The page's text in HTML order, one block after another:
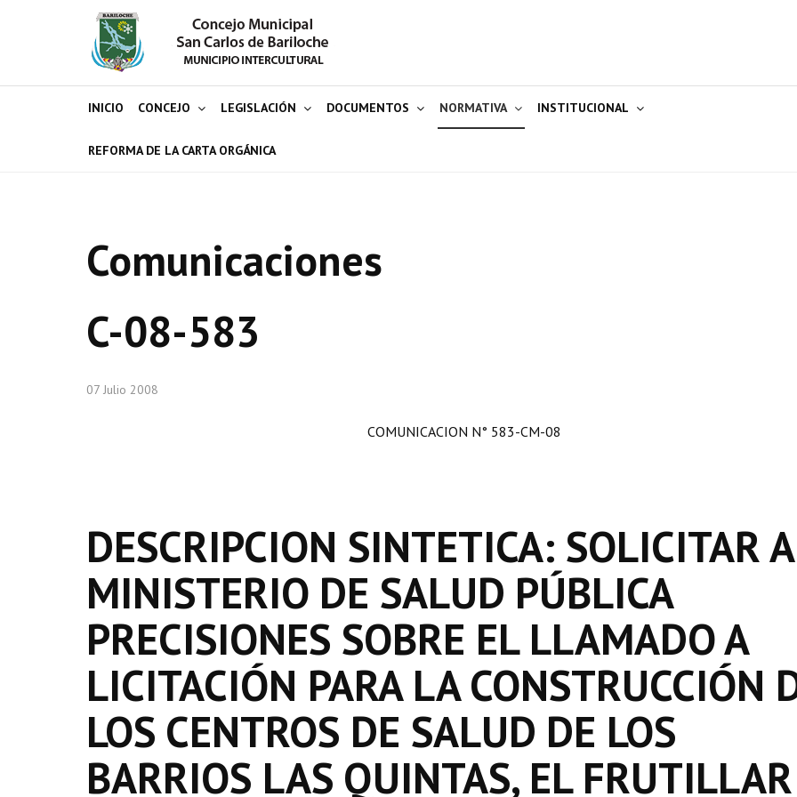
INICIO CONCEJO LEGISLACIÓN DOCUMENTOS NORMATIVA INSTITUCIONAL
REFORMA DE LA CARTA ORGÁNICA
Comunicaciones
C-08-583
07 Julio 2008
COMUNICACION N° 583-CM-08
DESCRIPCION SINTETICA: SOLICITAR
MINISTERIO DE SALUD PÚBLICA
PRECISIONES SOBRE EL LLAMADO A
LICITACIÓN PARA LA CONSTRUCCIÓN
LOS CENTROS DE SALUD DE LOS
BARRIOS LAS QUINTAS, EL